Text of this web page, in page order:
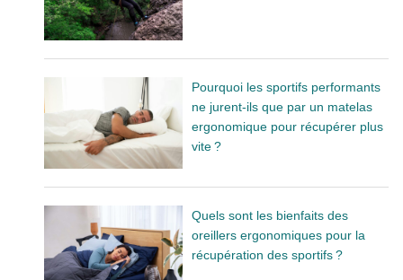
Pourquoi les sportifs performants
ne jurent-ils que par un matelas
ergonomique pour récupérer plus
vite ?
Quels sont les bienfaits des
oreillers ergonomiques pour la
récupération des sportifs ?